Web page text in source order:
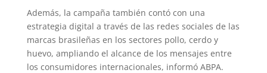
Además, la campaña también contó con una
estrategia digital a través de las redes sociales de las
marcas brasileñas en los sectores pollo, cerdo y
huevo, ampliando el alcance de los mensajes entre
los consumidores internacionales, informó ABPA.